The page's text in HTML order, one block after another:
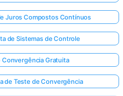
Juros Compostos Contínuos
de Sistemas de Controle
Convergência Gratuita
de Teste de Convergência